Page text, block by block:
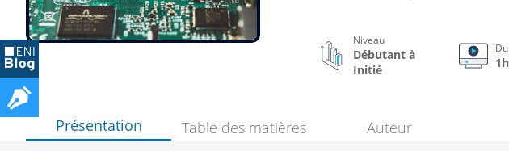
Niveau
Débutant à
Initié
Présentation Table des matières Auteur